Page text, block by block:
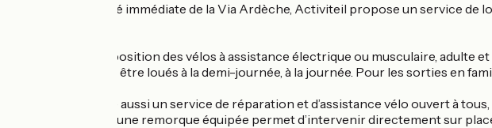
Au Teil, à proximité immédiate de la Via Ardèche, Activiteil propose un service
L’atelier met à disposition des vélos à assistance électrique ou musculaire,
Les vélos peuvent être loués à la demi-journée, à la journée. Pour les sorties en
Activiteil propose aussi un service de réparation et d’assistance vélo ouvert à
commune du Teil, une remorque équipée permet d’intervenir directement sur